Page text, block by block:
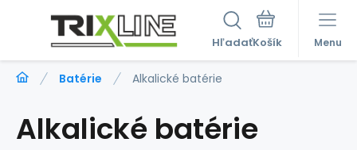
Hľadať Menu
Batérie Alkalické batérie
Alkalické batérie